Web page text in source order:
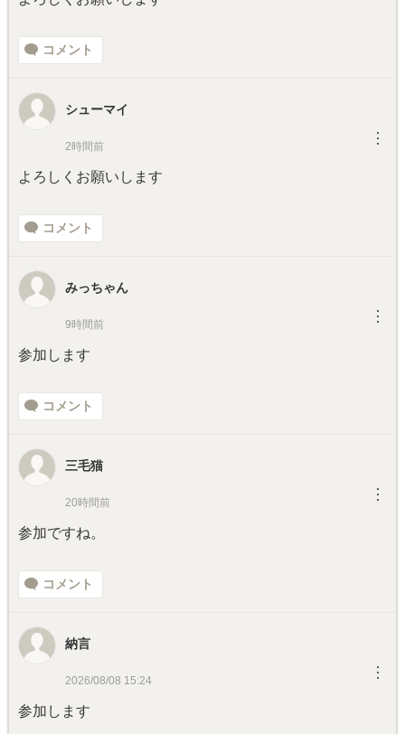
コメント
シューマイ
2時間前 ︙
よろしくお願いします
コメント
みっちゃん
9時間前 ︙
参加します
コメント
三毛猫
20時間前 ︙
参加ですね。
コメント
納言
2026/08/08 15:24 ︙
参加します